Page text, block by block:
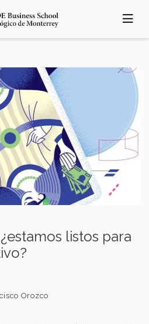
listos para
Orozco